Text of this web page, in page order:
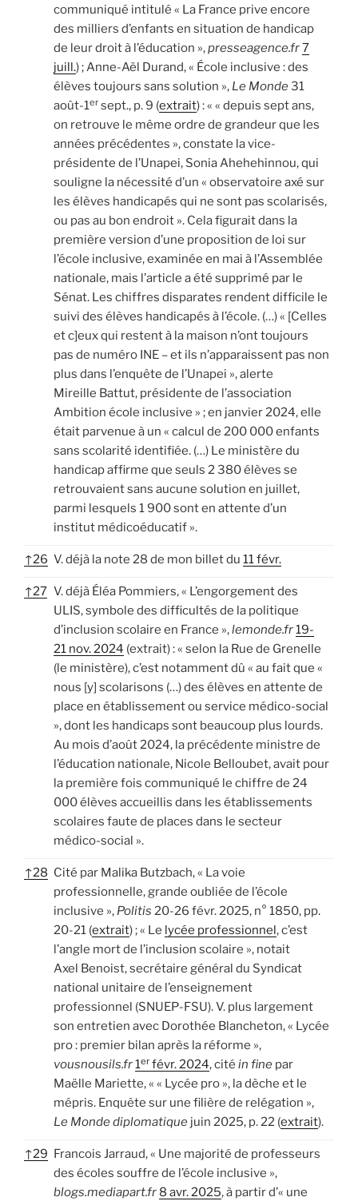
communiqué intitulé « La France prive encore
des milliers d’enfants en situation de handicap
de leur droit à l’éducation »,presseagence.fr7
juill.) ; Anne-Aël Durand, « École inclusive : des
élèves toujours sans solution », Le Monde31
août-1er sept., p. 9 (extrait) : « « depuis sept ans,
on retrouve le même ordre de grandeur que les
années précédentes », constate la vice-
présidente de l’Unapei, Sonia Ahehehinnou, qui
souligne la nécessité d’un « observatoire axé sur
les élèves handicapés qui ne sont pas scolarisés,
ou pas au bon endroit ». Cela figurait dans la
première version d’une proposition de loi sur
l’école inclusive, examinée en mai à l’Assemblée
nationale, mais l’article a été supprimé par le
Sénat. Les chiffres disparates rendent difficile le
suivi des élèves handicapés à l’école. (…) « [Celles
et c]eux qui restent à la maison n’ont toujours
pas de numéro INE – et ils n’apparaissent pas non
plus dans l’enquête de l’Unapei », alerte
Mireille Battut, présidente de l’association
Ambition école inclusive » ; en janvier 2024, elle
était parvenue à un « calcul de 200 000 enfants
sans scolarité identifiée. (…) Le ministère du
handicap affirme que seuls 2 380 élèves se
retrouvaient sans aucune solution en juillet,
parmi lesquels 1 900 sont en attente d’un
institut médicoéducatif ».
↑26 V. déjà la note 28 de mon billet du 11 févr.
↑27 V. déjà Éléa Pommiers, « L’engorgement des
ULIS, symbole des difficultés de la politique
d’inclusion scolaire en France »,lemonde.fr19-
21 nov. 2024 (extrait) : « selon la Rue de Grenelle
(le ministère), c’est notamment dû « au fait que «
nous [y] scolarisons (…) des élèves en attente de
place en établissement ou service médico-social
», dont les handicaps sont beaucoup plus lourds.
Au mois d’août 2024, la précédente ministre de
l’éducation nationale, Nicole Belloubet, avait pour
la première fois communiqué le chiffre de 24
000 élèves accueillis dans les établissements
scolaires faute de places dans le secteur
médico-social ».
↑28 Cité par Malika Butzbach, « La voie
professionnelle, grande oubliée de l’école
inclusive », Politis 20-26 févr. 2025, n° 1850, pp.
20-21 (extrait) ; « Le lycée professionnel, c’est
l’angle mort de l’inclusion scolaire », notait
Axel Benoist, secrétaire général du Syndicat
national unitaire de l’enseignement
professionnel (SNUEP-FSU). V. plus largement
son entretien avec Dorothée Blancheton, « Lycée
pro : premier bilan après la réforme »,
vousnousils.fr1er févr. 2024, cité in fine par
Maëlle Mariette, « « Lycée pro », la dèche et le
mépris. Enquête sur une filière de relégation »,
Le Monde diplomatique juin 2025, p. 22 (extrait).
↑29 Francois Jarraud, « Une majorité de professeurs
des écoles souffre de l’école inclusive »,
blogs.mediapart.fr 8 avr. 2025, à partir d’« une